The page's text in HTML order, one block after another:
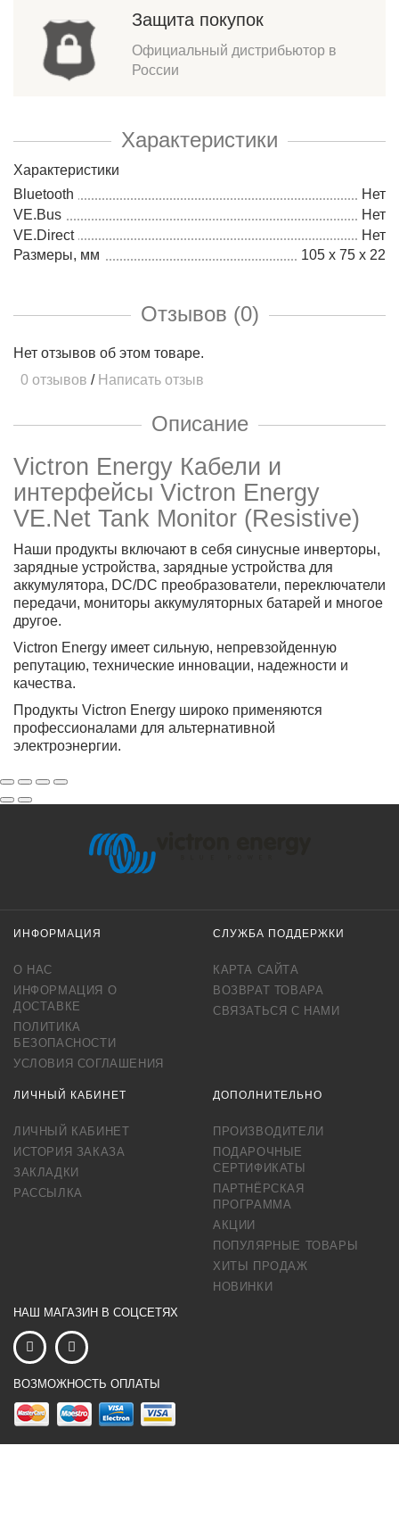
Защита покупок
Официальный дистрибьютор в
России
Характеристики
Характеристики
Bluetooth
Нет
VE.Bus
Нет
VE.Direct
Нет
Размеры, мм
105 x 75 x 22
Отзывов (0)
Нет отзывов об этом товаре.
0 отзывов / Написать отзыв
Описание
Victron Energy Кабели и
интерфейсы Victron Energy
VE.Net Tank Monitor (Resistive)
Наши продукты включают в себя синусные инверторы,
зарядные устройства, зарядные устройства для
аккумулятора, DC/DC преобразователи, переключатели
передачи, мониторы аккумуляторных батарей и многое
другое.
Victron Energy имеет сильную, непревзойденную
репутацию, технические инновации, надежности и
качества.
Продукты Victron Energy широко применяются
профессионалами для альтернативной
электроэнергии.
ИНФОРМАЦИЯ
О НАС
ИНФОРМАЦИЯ О
ДОСТАВКЕ
ПОЛИТИКА
БЕЗОПАСНОСТИ
УСЛОВИЯ СОГЛАШЕНИЯ
СЛУЖБА ПОДДЕРЖКИ
КАРТА САЙТА
ВОЗВРАТ ТОВАРА
СВЯЗАТЬСЯ С НАМИ
ЛИЧНЫЙ КАБИНЕТ
ЛИЧНЫЙ КАБИНЕТ
ИСТОРИЯ ЗАКАЗА
ЗАКЛАДКИ
РАССЫЛКА
ДОПОЛНИТЕЛЬНО
ПРОИЗВОДИТЕЛИ
ПОДАРОЧНЫЕ
СЕРТИФИКАТЫ
ПАРТНЁРСКАЯ
ПРОГРАММА
АКЦИИ
ПОПУЛЯРНЫЕ ТОВАРЫ
ХИТЫ ПРОДАЖ
НОВИНКИ
НАШ МАГАЗИН В СОЦСЕТЯХ
ВОЗМОЖНОСТЬ ОПЛАТЫ